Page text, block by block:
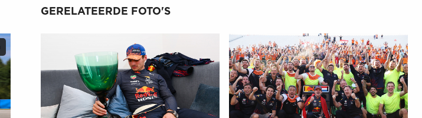
GERELATEERDE FOTO'S